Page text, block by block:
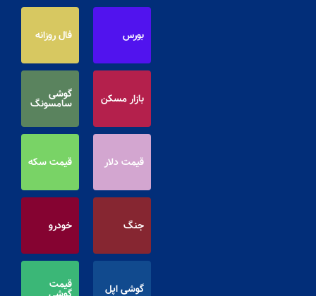
بورس فال روزانه
بازار مسکن گوشی
سامسونگ
قیمت دلار قیمت سکه
جنگ خودرو
گوشی اپل قیمت